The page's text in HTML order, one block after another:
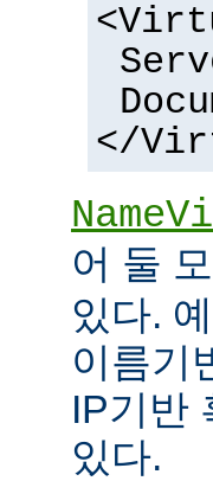
</
어 둘
있다.
이름기
IP기반
있다.